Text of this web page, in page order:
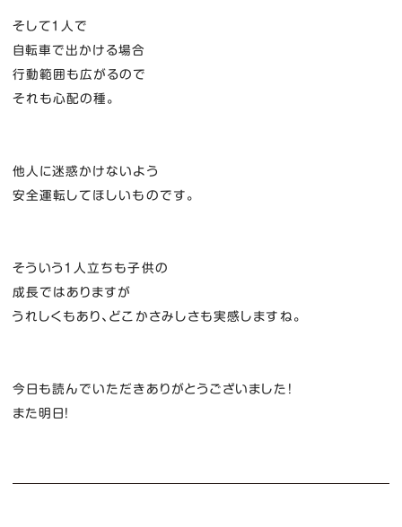
そして１人で
自転車で出かける場合
行動範囲も広がるので
それも心配の種。
他人に迷惑かけないよう
安全運転してほしいものです。
そういう１人立ちも子供の
成長ではありますが
うれしくもあり、どこかさみしさも実感しますね。
今日も読んでいただきありがとうございました！
また明日！